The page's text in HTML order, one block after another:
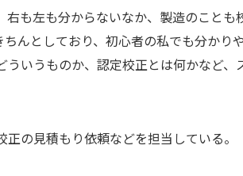
右も左も分からないなか、製造のこと
んとしており、初心者の私でも分かり
いうものか、認定校正とは何かなど
の見積もり依頼などを担当している。